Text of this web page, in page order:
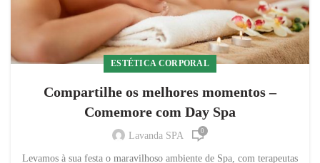
ESTÉTICA CORPORAL
Compartilhe os melhores momentos –
Comemore com Day Spa
Lavanda SPA 0
Levamos à sua festa o maravilhoso ambiente de Spa, com terapeutas